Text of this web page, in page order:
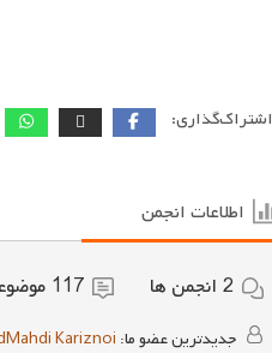
اشتراک‌گذاری:
اطلاعات انجمن
2 انجمن ها 117
جدیدترین عضو ما: Kariznoi